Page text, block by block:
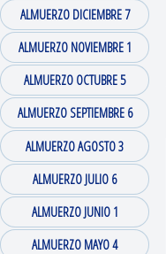
ALMUERZO DICIEMBRE 7
ALMUERZO NOVIEMBRE 1
ALMUERZO OCTUBRE 5
ALMUERZO SEPTIEMBRE 6
ALMUERZO AGOSTO 3
ALMUERZO JULIO 6
ALMUERZO JUNIO 1
ALMUERZO MAYO 4